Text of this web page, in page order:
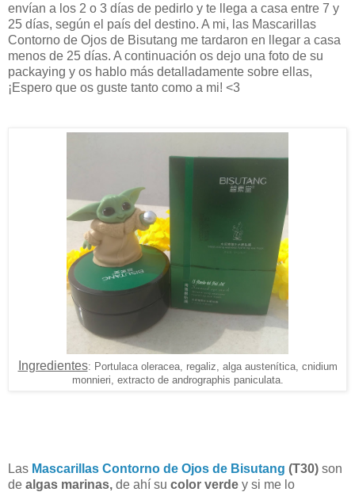
envían a los 2 o 3 días de pedirlo y te llega a casa entre 7 y
25 días, según el país del destino. A mi, las Mascarillas
Contorno de Ojos de Bisutang me tardaron en llegar a casa
menos de 25 días. A continuación os dejo una foto de su
packaying y os hablo más detalladamente sobre ellas,
¡Espero que os guste tanto como a mi! <3
Ingredientes: Portulaca oleracea, regaliz, alga austenítica, cnidium
monnieri, extracto de andrographis paniculata.
Las Mascarillas Contorno de Ojos de Bisutang (T30) son
de algas marinas, de ahí su color verde y si me lo